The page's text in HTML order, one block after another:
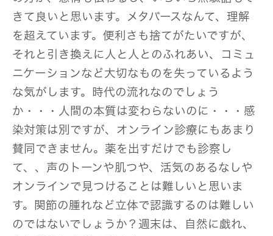
きて良いと思います。メタバースなんて、理解
を超えています。便利さも捨てがたいですが、
それと引き換えに人と人とのふれあい、コミュ
ニケーションなど大切なものを失っているよう
な気がします。時代の流れなのでしょう
か・・・人間の本質は変わらないのに・・・感
染対策は別ですが、オンライン診療にもあまり
賛同できません。薬を出すだけでも診察し
て、、声のトーンや肌つや、活気のあるなしや
オンラインで見つけることは難しいと思いま
す。関節の腫れなど立体で認識するのは難しい
のではないでしょうか？週末は、自然に戯れ、